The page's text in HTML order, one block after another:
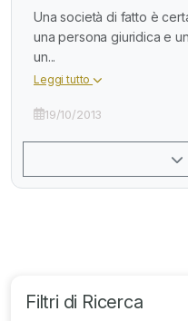
Filtri di Ricerca
Una società di fatto è
una persona giuridica e
un...
Leggi tutto
19/10/2013